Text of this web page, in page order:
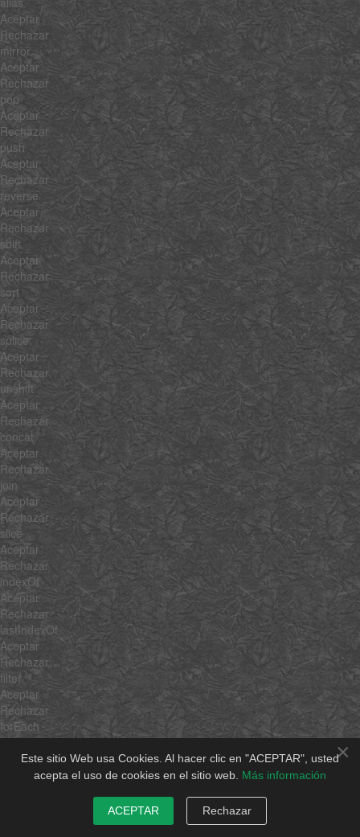
×
Este sitio Web usa Cookies. Al hacer clic en "ACEPTAR", usted
acepta el uso de cookies en el sitio web. Más información
ACEPTAR Rechazar
Aceptar
Rechazar
mirror
Aceptar
Rechazar
pop
Aceptar
Rechazar
push
Aceptar
Rechazar
reverse
Aceptar
Rechazar
shift
Aceptar
Rechazar
sort
Aceptar
Rechazar
splice
Aceptar
Rechazar
unshift
Aceptar
Rechazar
concat
Aceptar
Rechazar
join
Aceptar
Rechazar
slice
Aceptar
Rechazar
indexOf
Aceptar
Rechazar
lastIndexOf
Aceptar
Rechazar
filter
Aceptar
Rechazar
forEach
Aceptar
Rechazar